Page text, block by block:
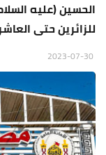
الحسين (عليه
للزائرين حتى